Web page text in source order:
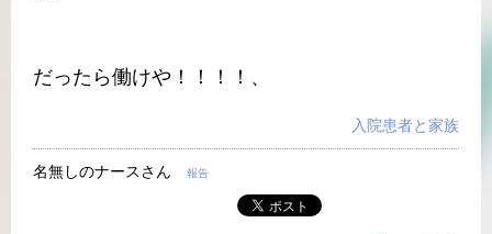
だったら働けや！！！！、
入院患者と家族
名無しのナースさん 報告